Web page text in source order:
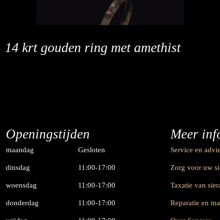
14 krt gouden ring met amethist
Openingstijden
maandag Gesloten
dinsdag 11:00-17:00
woensdag 11:00-17:00
donderdag 11:00-17:00
Meer
Service en
Zorg voor uw
Taxatie van
Reparatie en